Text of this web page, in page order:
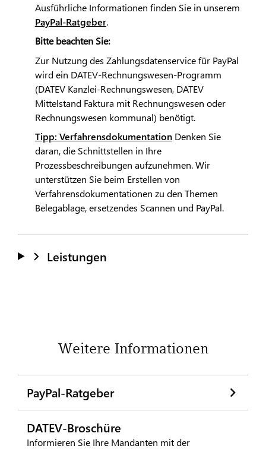
Ausführliche Informationen finden Sie in unserem
PayPal-Ratgeber.
Bitte beachten Sie:
Zur Nutzung des Zahlungsdatenservice für PayPal
wird ein DATEV-Rechnungswesen-Programm
(DATEVKanzlei-Rechnungswesen, DATEV
Mittelstand Faktura mit Rechnungswesen oder
Rechnungswesen kommunal) benötigt.
Tipp: VerfahrensdokumentationDenken Sie
daran, die Schnittstellen in Ihre
Prozessbeschreibungen aufzunehmen. Wir
unterstützen Sie beim Erstellen von
Verfahrensdokumentationen zu den Themen
Belegablage, ersetzendes Scannen und PayPal.
Leistungen
Weitere Informationen
PayPal-Ratgeber
DATEV-Broschüre
Informieren Sie Ihre Mandanten mit der